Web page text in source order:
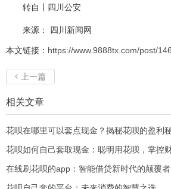
转自丨四川公安
来源： 四川新闻网
本文链接： https://www.9888tx.com/post/
 上一篇
相关文章
花呗在哪里可以套点现金？揭秘花呗的盈利
花呗如何自己套取现金：聪明用花呗，掌控
在线刷花呗的app：智能借贷新时代的颠覆者